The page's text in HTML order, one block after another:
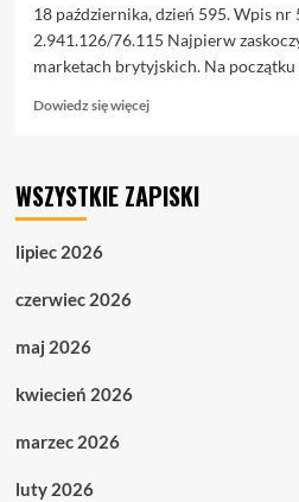
18 października, dzień 595. Wpis nr
2.941.126/76.115 Najpierw
marketach brytyjskich. Na początku
Dowiedz się więcejDowiedz
18.10.
WSZYSTKIE ZAPISKI
lipiec 2026
czerwiec 2026
maj 2026
kwiecień 2026
marzec 2026
luty 2026